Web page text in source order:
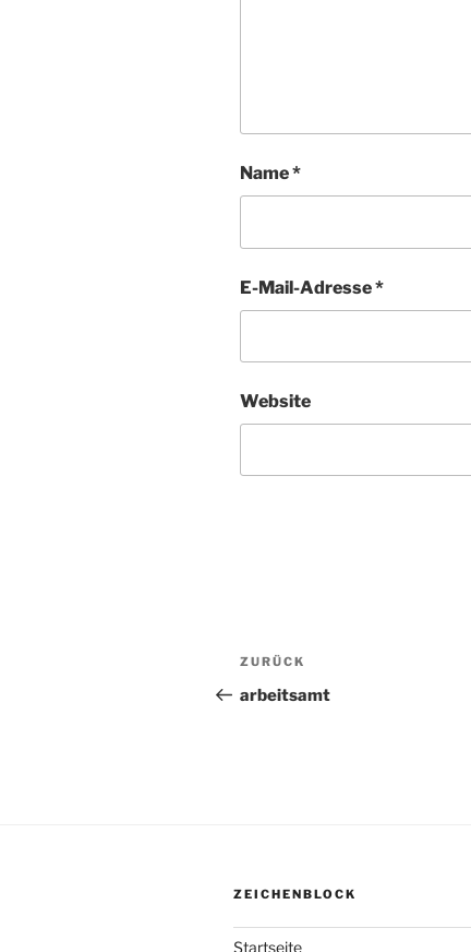
Name*
E-Mail-Adresse*
Website
Beitragsnavigation
Vorheriger
Beitrag
ZURÜCK
arbeitsamt
ZEICHENBLOCK
Startseite